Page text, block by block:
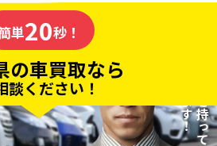
ら 私たちが責任を持って
査定いたします！
単20秒！
の車買取なら
談ください！